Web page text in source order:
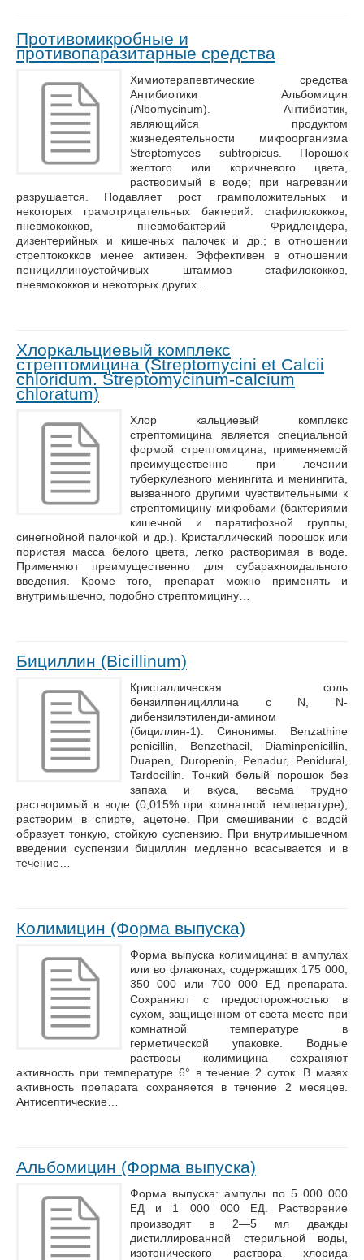
Противомикробные и
противопаразитарные средства
Химиотерапевтические средства
Антибиотики Альбомицин
(Albomycinum). Антибиотик,
являющийся продуктом
жизнедеятельности микроорганизма
Streptomyces subtropicus. Порошок
желтого или коричневого цвета,
растворимый в воде; при нагревании
разрушается. Подавляет рост грамположительных и
некоторых грамотрицательных бактерий: стафилококков,
пневмококков, пневмобактерий Фридлендера,
дизентерийных и кишечных палочек и др.; в отношении
стрептококков менее активен. Эффективен в отношении
пенициллиноустойчивых штаммов стафилококков,
пневмококков и некоторых других…
Хлоркальциевый комплекс
стрептомицина (Streptomycini et Calcii
chloridum. Streptomycinum-calcium
chloratum)
Хлор кальциевый комплекс
стрептомицина является специальной
формой стрептомицина, применяемой
преимущественно при лечении
туберкулезного менингита и менингита,
вызванного другими чувствительными к
стрептомицину микробами (бактериями
кишечной и паратифозной группы,
синегнойной палочкой и др.). Кристаллический порошок или
пористая масса белого цвета, легко растворимая в воде.
Применяют преимущественно для субарахноидального
введения. Кроме того, препарат можно применять и
внутримышечно, подобно стрептомицину…
Бициллин (Bicillinum)
Кристаллическая соль
бензилпенициллина с N, N-
дибензилэтиленди-амином
(бициллин-1). Синонимы: Benzathine
penicillin, Benzethacil, Diaminpenicillin,
Duapen, Duropenin, Penadur, Penidural,
Tardocillin. Тонкий белый порошок без
запаха и вкуса, весьма трудно
растворимый в воде (0,015% при комнатной температуре);
растворим в спирте, ацетоне. При смешивании с водой
образует тонкую, стойкую суспензию. При внутримышечном
введении суспензии бициллин медленно всасывается и в
течение…
Колимицин (Форма выпуска)
Форма выпуска колимицина: в ампулах
или во флаконах, содержащих 175 000,
350 000 или 700 000
ЕД препарата.
Сохраняют с предосторожностью в
сухом, защищенном от света месте при
комнатной температуре в
герметической упаковке. Водные
растворы колимицина сохраняют
активность при температуре 6° в течение 2 суток. В мазях
активность препарата сохраняется в течение 2 месяцев.
Антисептические…
Альбомицин (Форма выпуска)
Форма выпуска: ампулы по 5 000 000
ЕД и 1 000 000 ЕД . Растворение
производят в 2—5 мл дважды
дистиллированной стерильной воды,
изотонического раствора хлорида